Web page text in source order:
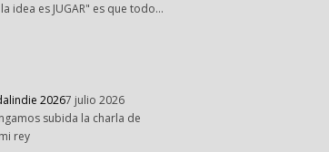
idea es JUGAR" es que todo…
20267 julio 2026
subida la charla de
rey